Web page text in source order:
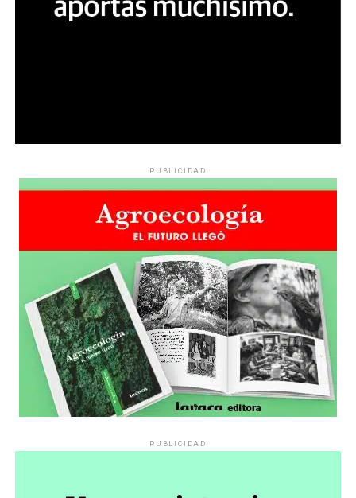
“No se puede descolonizar
mujer que asesina y la
suya”.
Todo, con su característica letra cursiva redonda y
estampó la firma colectiva “Mujeres Creando”.
PUBLICIDAD
PUBLICIDAD